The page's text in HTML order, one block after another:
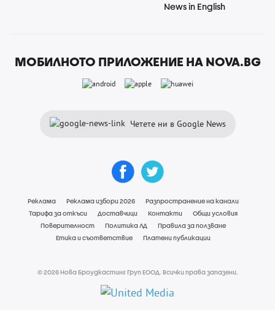
News in English
МОБИЛНОТО ПРИЛОЖЕНИЕ НА NOVA.BG
Четете ни в Google News
Реклама Реклама избори 2026
Разпространение на канали
Тарифа за откъси
Доставчици Контакти
Общи условия
Поверителност
Политика ЛД
Правила за ползване
Етика и съответствие
Платени публикации
© 2026 Нова Броудкастинг Груп ЕООД. Всички права запазени.